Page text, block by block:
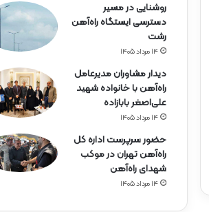
روشنایی در مسیر
دسترسی ایستگاه راه‌آهن
رشت
۱۴ مرداد ۱۴۰۵
دیدار مشاوران مدیرعامل
راه‌آهن با خانواده شهید
علی‌اصغر بابازاده
۱۴ مرداد ۱۴۰۵
حضور سرپرست اداره کل
راه‌آهن تهران در موکب
شهدای راه‌آهن
۱۴ مرداد ۱۴۰۵